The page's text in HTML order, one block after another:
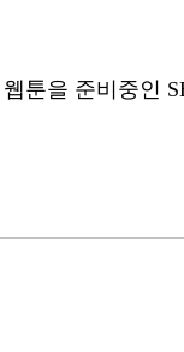
툰을 준비중인